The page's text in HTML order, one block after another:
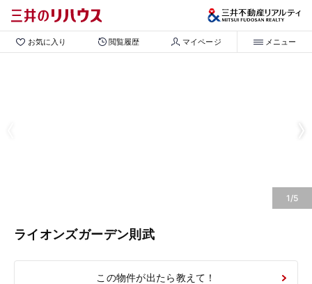
お気に入り 閲覧履歴 マイページ メニュー
1/5
ライオンズガーデン則武
この物件が出たら教えて！